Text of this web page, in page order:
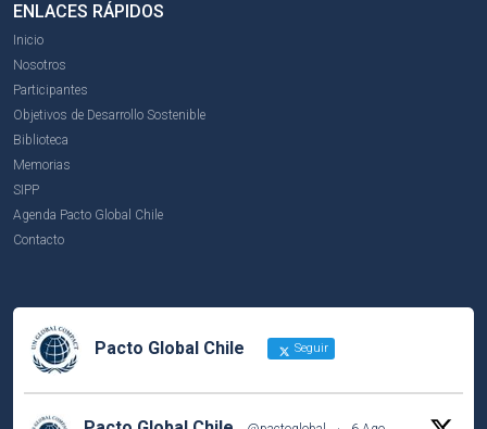
ENLACES RÁPIDOS
Inicio
Nosotros
Participantes
Objetivos de Desarrollo Sostenible
Biblioteca
Memorias
SIPP
Agenda Pacto Global Chile
Contacto
Pacto Global Chile Seguir